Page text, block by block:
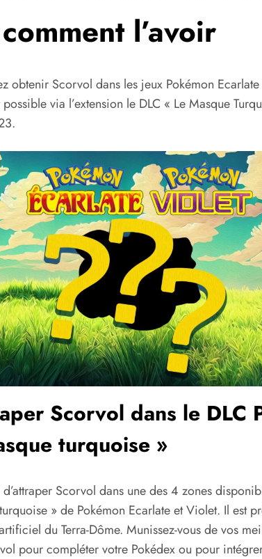
l’avoir
obtenir Scorvol dans les jeux Pokémon
via l’extension le DLC « Le Masque
Scorvol dans le DLC
turquoise »
Scorvol dans une des 4 zones
» de Pokémon Ecarlate et Violet. Il est
du Terra-Dôme. Munissez-vous de vos
pour compléter votre Pokédex ou pour